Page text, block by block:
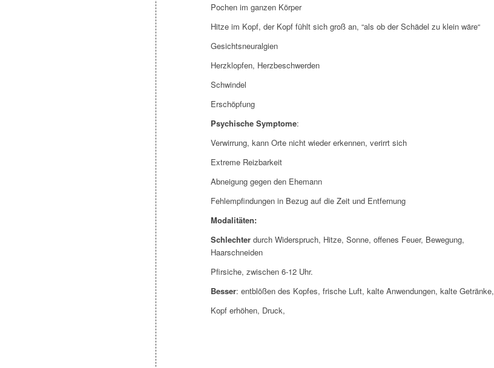
Pochen im ganzen Körper
Hitze im Kopf, der Kopf fühlt sich groß an, “als ob der Schädel zu klein wäre“
Gesichtsneuralgien
Herzklopfen, Herzbeschwerden
Schwindel
Erschöpfung
Psychische Symptome:
Verwirrung, kann Orte nicht wieder erkennen, verirrt sich
Extreme Reizbarkeit
Abneigung gegen den Ehemann
Fehlempfindungen in Bezug auf die Zeit und Entfernung
Modalitäten:
Schlechter durch Widerspruch, Hitze, Sonne, offenes Feuer, Bewegung,
Haarschneiden
Pfirsiche, zwischen 6-12 Uhr.
Besser: entblößen des Kopfes, frische Luft, kalte Anwendungen, kalte Getränke,
Kopf erhöhen, Druck,